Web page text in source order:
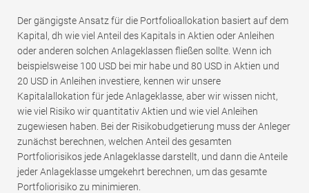
Der gängigste Ansatz für die Portfolioallokation basiert auf dem
Kapital, dh wie viel Anteil des Kapitals in Aktien oder Anleihen
oder anderen solchen Anlageklassen fließen sollte. Wenn ich
beispielsweise 100 USD bei mir habe und 80 USD in Aktien und
20 USD in Anleihen investiere, kennen wir unsere
Kapitalallokation für jede Anlageklasse, aber wir wissen nicht,
wie viel Risiko wir quantitativ Aktien und wie viel Anleihen
zugewiesen haben. Bei der Risikobudgetierung muss der Anleger
zunächst berechnen, welchen Anteil des gesamten
Portfoliorisikos jede Anlageklasse darstellt, und dann die Anteile
jeder Anlageklasse umgekehrt berechnen, um das gesamte
Portfoliorisiko zu minimieren.